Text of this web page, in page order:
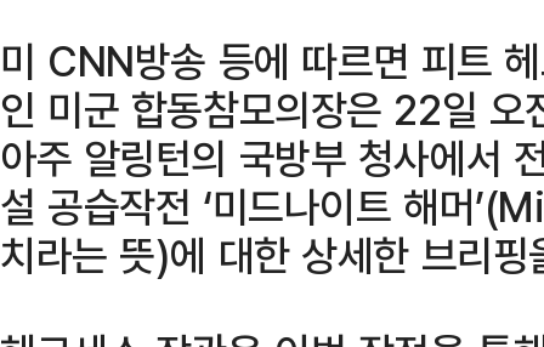
미 CNN방송 등에 따르면 피트
인 미군 합동참모의장은 22일
아주 알링턴의 국방부 청사에서
설 공습작전 ‘미드나이트 해머
치라는 뜻)에 대한 상세한 브리핑